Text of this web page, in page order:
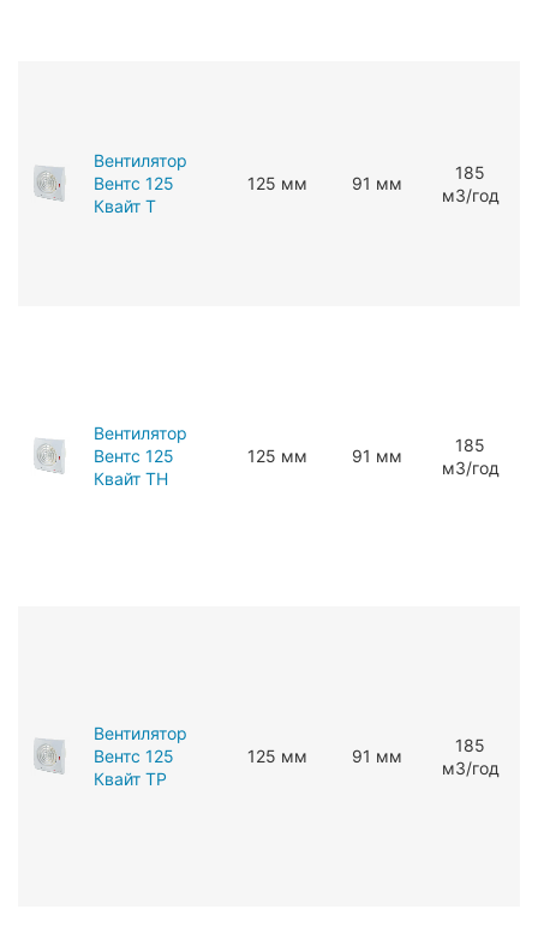
Вентилятор
Вентс 125
Квайт Т
125 мм 91 мм
185
мЗ/год
Вентилятор
Вентс 125
Квайт ТН
125 мм 91 мм
185
мЗ/год
Вентилятор
Вентс 125
Квайт ТР
125 мм 91 мм
185
мЗ/год